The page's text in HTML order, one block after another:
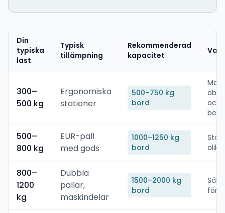
Din
typiska
last
Typisk
tillämpning
Rekommenderad
kapacitet
300–
500 kg
Ergonomiska
stationer
500–750 kg
bord
och
500–
800 kg
EUR-pall
med gods
1000–1250 kg
bord
800–
1200
kg
Dubbla
pallar,
maskindelar
1500–2000 kg
bord
för